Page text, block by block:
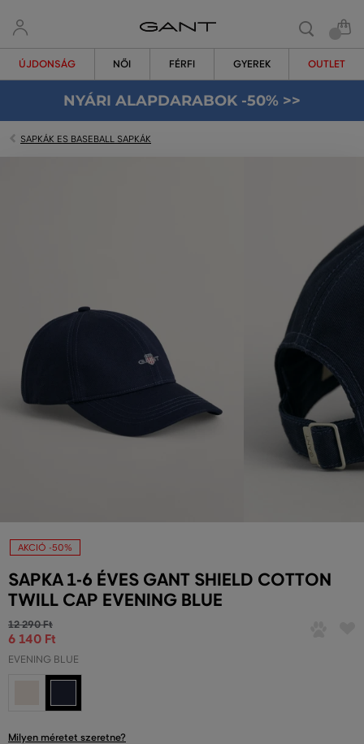
ÚJDONSÁG NŐI FÉRFI GYEREK OUTLET
NYÁRI ALAPDARABOK -50% >>
SAPKÁK ES BASEBALL SAPKÁK
AKCIÓ -50%
SAPKA 1-6 ÉVES GANT SHIELD COTTON
TWILL CAP EVENING BLUE
12 290 Ft
6 140 Ft
EVENING BLUE
Milyen méretet szeretne?